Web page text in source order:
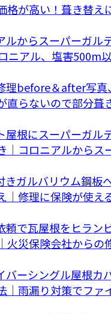
格が高い！葺き替え
ニアル、塩害500m
直らないので部分葺
｜コロニアルからス
｜修理に保険が使え
火災保険会社からの
｜雨漏り対策でファ